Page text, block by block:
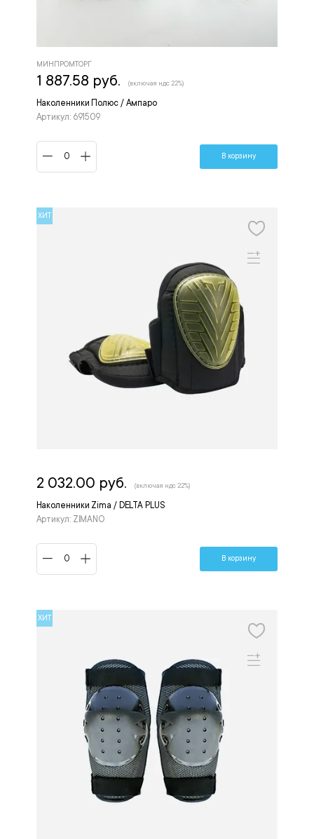
Наколенники Полюс / Ампаро
Артикул: 691509
МИНПРОМТОРГ
1 887.58 руб. (включая ндс 22%)
В корзину
ХИТ
Наколенники Zima / DELTA PLUS
Артикул: ZIMANO
2 032.00 руб. (включая ндс 22%)
В корзину
ХИТ